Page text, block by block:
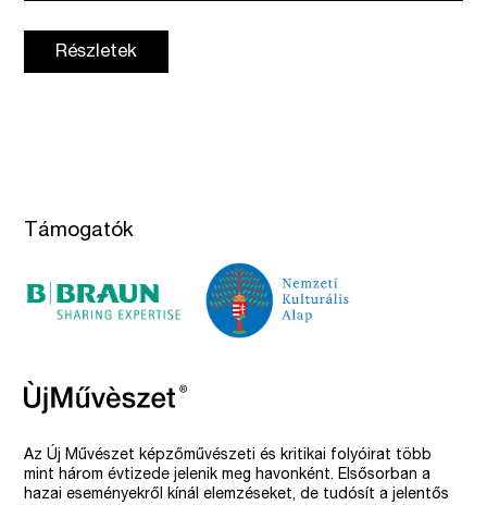
Részletek
Támogatók
Az Új Művészet képzőművészeti és kritikai folyóirat több
mint három évtizede jelenik meg havonként. Elsősorban a
hazai eseményekről kínál elemzéseket, de tudósít a jelentős